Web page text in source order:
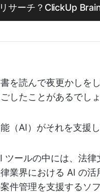
サーチ？ClickUp
を読んで夜更かしを
したことがあるでしょ
（AI）がそれを支援
ツールの中には、法
業界における AI の
件管理を支援するソ